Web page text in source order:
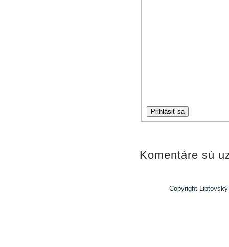
Prihlásiť sa
Komentáre sú
Copyright